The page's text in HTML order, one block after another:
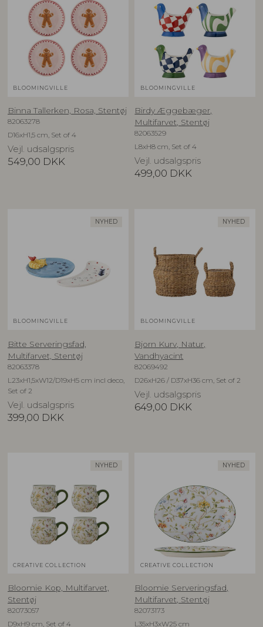
BLOOMINGVILLE
Binna Tallerken, Rosa, Stentøj
82063278
D16xH1,5 cm, Set of 4
Vejl. udsalgspris
549,00 DKK
BLOOMINGVILLE
Birdy Æggebæger,
Multifarvet, Stentøj
82063529
L8xH8 cm, Set of 4
Vejl. udsalgspris
499,00 DKK
NYHED
BLOOMINGVILLE
Bitte Serveringsfad,
Multifarvet, Stentøj
82063378
L23xH1,5xW12/D19xH5 cm incl deco,
Set of 2
Vejl. udsalgspris
399,00 DKK
NYHED
BLOOMINGVILLE
Bjorn Kurv, Natur,
Vandhyacint
82069492
D26xH26 / D37xH36 cm, Set of 2
Vejl. udsalgspris
649,00 DKK
NYHED
CREATIVE COLLECTION
Bloomie Kop, Multifarvet,
Stentøj
82073057
D9xH9 cm, Set of 4
NYHED
CREATIVE COLLECTION
Bloomie Serveringsfad,
Multifarvet, Stentøj
82073173
L35xH3xW25 cm